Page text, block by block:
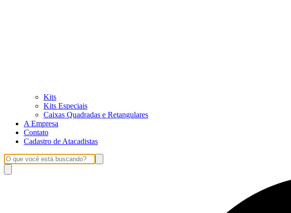
Kits
Kits Especiais
Caixas Quadradas e Retangulares
A Empresa
Contato
Cadastro de Atacadistas